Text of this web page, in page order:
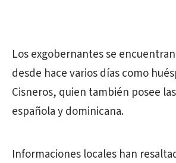
Los exgobernantes se
desde hace varios días como
Cisneros, quien también posee
española y dominicana.
Informaciones locales han